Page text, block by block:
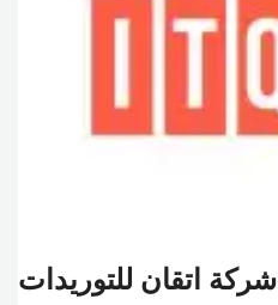
شركة اتقان للتوريدات